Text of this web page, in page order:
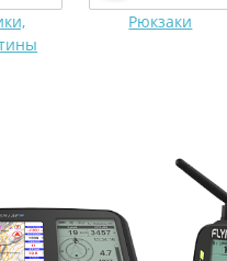
Рюкзаки